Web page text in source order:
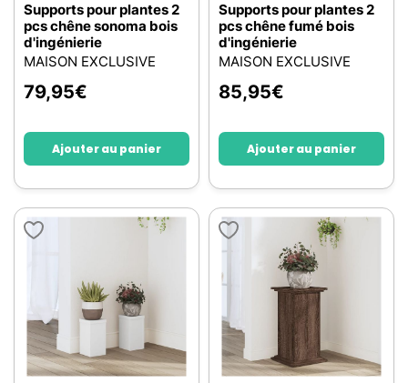
Supports pour plantes 2
pcs chêne sonoma bois
d'ingénierie
MAISON EXCLUSIVE
79,95€
Ajouter au panier
Supports pour plantes 2
pcs chêne fumé bois
d'ingénierie
MAISON EXCLUSIVE
85,95€
Ajouter au panier